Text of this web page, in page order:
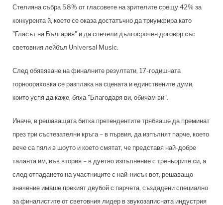
Стелияна събра 58% от гласовете на зрителите срещу 42% за
конкурента й, което се оказа достатъчно да триумфира като
"Гласът на България" и да спечели дългосрочен договор със
световния лейбъл Universal Music.
След обявяване на финалните резултати, 17-годишната
горнооряховка се разплака на сцената и единствените думи,
които успя да каже, бяха "Благодаря ви, обичам ви".
Иначе, в решаващата битка претендентите трябваше да преминат
през три състезателни кръга – в първия, да изпълнят парче, което
вече са пяли в шоуто и което смятат, че представя най-добре
таланта им, във втория – в дуетно изпълнение с треньорите си, а
след отпадането на участниците с най-нисък вот, решаващо
значение имаше прекият двубой с парчета, създадени специално
за финалистите от световния лидер в звукозаписната индустрия